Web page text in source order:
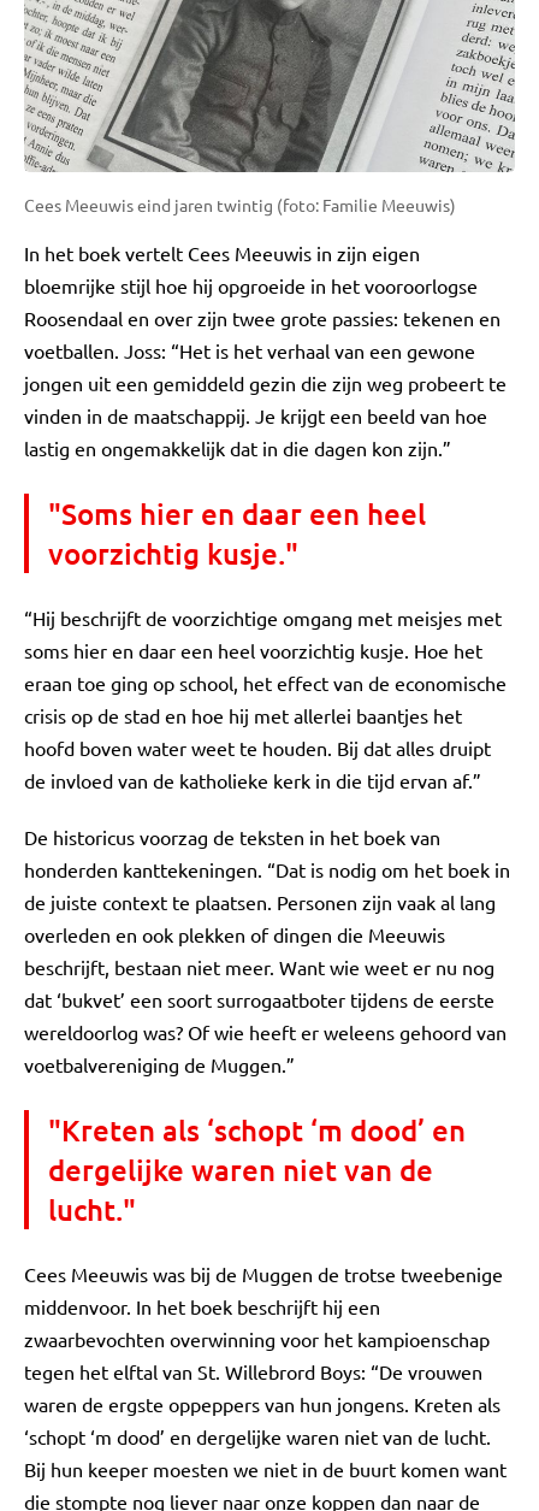
Cees Meeuwis eind jaren twintig (foto: Familie Meeuwis)
In het boek vertelt Cees Meeuwis in zijn eigen
bloemrijke stijl hoe hij opgroeide in het vooroorlogse
Roosendaal en over zijn twee grote passies: tekenen en
voetballen. Joss: “Het is het verhaal van een gewone
jongen uit een gemiddeld gezin die zijn weg probeert te
vinden in de maatschappij. Je krijgt een beeld van hoe
lastig en ongemakkelijk dat in die dagen kon zijn.”
"Soms hier en daar een heel
voorzichtig kusje."
“Hij beschrijft de voorzichtige omgang met meisjes met
soms hier en daar een heel voorzichtig kusje. Hoe het
eraan toe ging op school, het effect van de economische
crisis op de stad en hoe hij met allerlei baantjes het
hoofd boven water weet te houden. Bij dat alles druipt
de invloed van de katholieke kerk in die tijd ervan af.”
De historicus voorzag de teksten in het boek van
honderden kanttekeningen. “Dat is nodig om het boek in
de juiste context te plaatsen. Personen zijn vaak al lang
overleden en ook plekken of dingen die Meeuwis
beschrijft, bestaan niet meer. Want wie weet er nu nog
dat ‘bukvet’ een soort surrogaatboter tijdens de eerste
wereldoorlog was? Of wie heeft er weleens gehoord van
voetbalvereniging de Muggen.”
"Kreten als ‘schopt ‘m dood’ en
dergelijke waren niet van de
lucht."
Cees Meeuwis was bij de Muggen de trotse tweebenige
middenvoor. In het boek beschrijft hij een
zwaarbevochten overwinning voor het kampioenschap
tegen het elftal van St. Willebrord Boys: “De vrouwen
waren de ergste oppeppers van hun jongens. Kreten als
‘schopt ‘m dood’ en dergelijke waren niet van de lucht.
Bij hun keeper moesten we niet in de buurt komen want
die stompte nog liever naar onze koppen dan naar de